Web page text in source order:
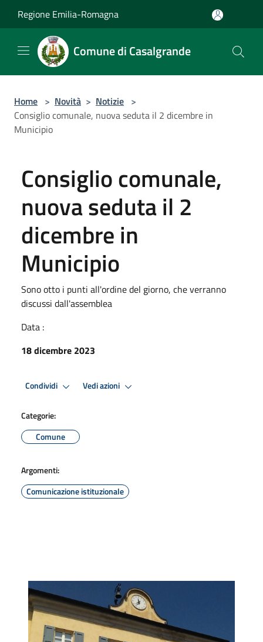
Regione Emilia-Romagna
Comune di Casalgrande
Home > Novità > Notizie >
Consiglio comunale, nuova seduta il 2 dicembre in
Municipio
Consiglio comunale,
nuova seduta il 2
dicembre in
Municipio
Sono otto i punti all'ordine del giorno, che verranno
discussi dall'assemblea
Data :
18 dicembre 2023
Condividi Vedi azioni
Categorie:
Comune
Argomenti:
Comunicazione istituzionale